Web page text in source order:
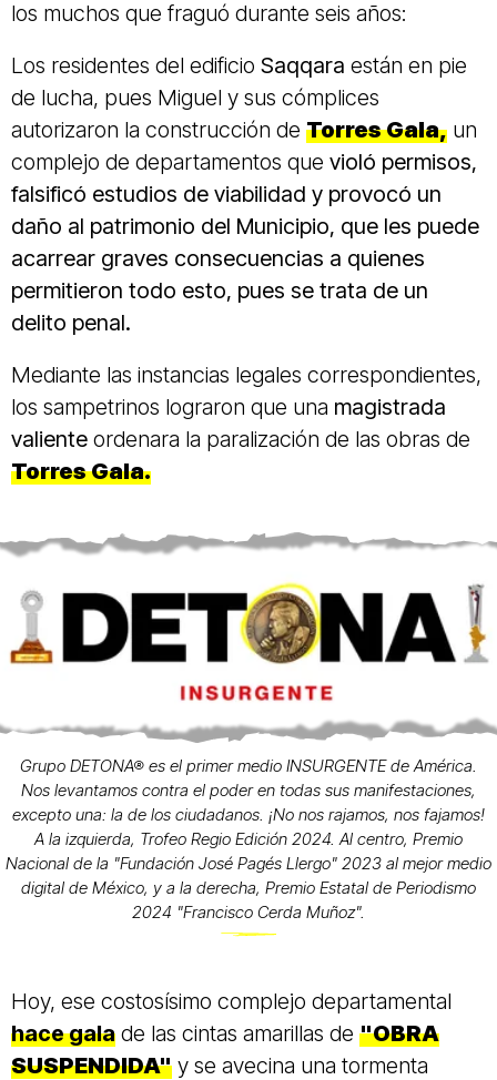
los muchos que fraguó durante seis años:
Los residentes del edificio Saqqara están en pie
de lucha, pues Miguel y sus cómplices
autorizaron la construcción de Torres Gala, un
complejo de departamentos que violó permisos,
falsificó estudios de viabilidad y provocó un
daño al patrimonio del Municipio, que les puede
acarrear graves consecuencias a quienes
permitieron todo esto, pues se trata de un
delito penal.
Mediante las instancias legales correspondientes,
los sampetrinos lograron que una magistrada
valiente ordenara la paralización de las obras de
Torres Gala.
Grupo DETONA® es el primer medio INSURGENTE de América.
Nos levantamos contra el poder en todas sus manifestaciones,
excepto una: la de los ciudadanos. ¡No nos rajamos, nos fajamos!
A la izquierda, Trofeo Regio Edición 2024. Al centro, Premio
Nacional de la "Fundación José Pagés Llergo" 2023 al mejor medio
digital de México, y a la derecha, Premio Estatal de Periodismo
2024 "Francisco Cerda Muñoz".
Hoy, ese costosísimo complejo departamental
hace gala de las cintas amarillas de "OBRA
SUSPENDIDA" y se avecina una tormenta